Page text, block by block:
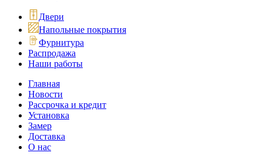
Двери
Напольные покрытия
Фурнитура
Распродажа
Наши работы
Главная
Новости
Рассрочка и кредит
Установка
Замер
Доставка
О нас